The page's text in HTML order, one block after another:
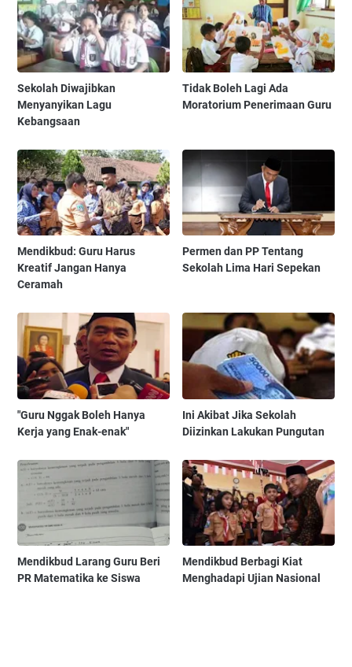
Sekolah Diwajibkan
Menyanyikan Lagu
Kebangsaan
Tidak Boleh Lagi Ada
Moratorium Penerimaan Guru
Mendikbud: Guru Harus
Kreatif Jangan Hanya
Ceramah
Permen dan PP Tentang
Sekolah Lima Hari Sepekan
"Guru Nggak Boleh Hanya
Kerja yang Enak-enak"
Ini Akibat Jika Sekolah
Diizinkan Lakukan Pungutan
Mendikbud Larang Guru Beri
PR Matematika ke Siswa
Mendikbud Berbagi Kiat
Menghadapi Ujian Nasional